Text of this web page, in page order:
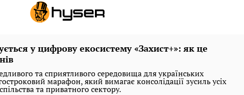
у цифрову екосистему «Захист+»: як це
та сприятливого середовища для українських
марафон, який вимагає консолідації зусиль усіх
та приватного сектору.